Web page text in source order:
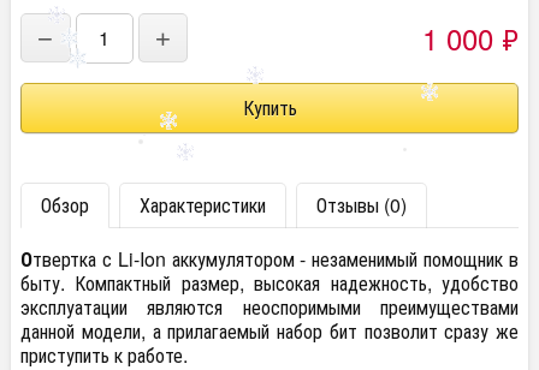
− + 1 000 ₽
Обзор Характеристики
Отзывы (0)
Отвертка с Li-Ion аккумулятором - незаменимый помощник в
быту. Компактный размер, высокая надежность, удобство
эксплуатации являются неоспоримыми преимуществами
данной модели, а прилагаемый набор бит позволит сразу же
приступить к работе.